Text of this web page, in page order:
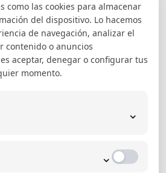
Solo podríamos compartir
tecnológicos
el sitio (por ejemplo,
deber de confidencialidad,
legal o requerimiento de
pérdida, alteración o uso
como las cookies para almacenar
del dispositivo. Lo hacemos
de navegación, analizar el
contenido o anuncios
aceptar, denegar o configurar tus
momento.
⌄
⌄